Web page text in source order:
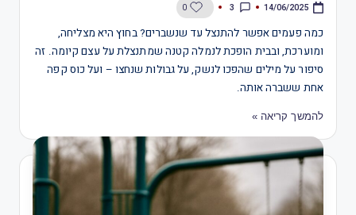
14/06/2025
3
0
כמה פעמים אפשר להתנצל עד שנשברים? בחוץ היא מצליחה,
ומוערכת, ובבית הופכת לנמלה קטנה שמתנצלת על עצם קיומה. זה
סיפור על מילים שהפכו לנשק, על גבולות שנחצו – ועל כוס קפה
אחת ששברה אותה.
להמשך קריאה »